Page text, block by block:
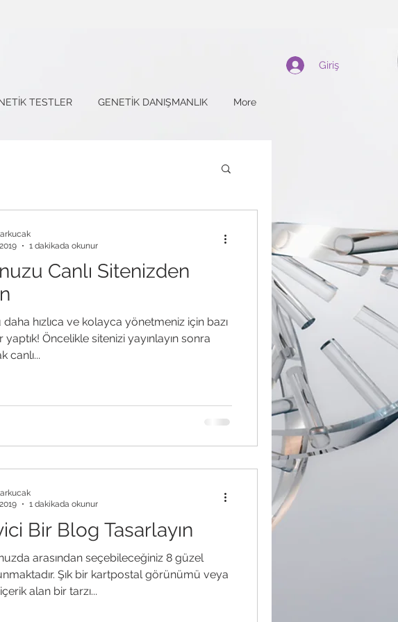
TESTLER GENETİK DANIŞMANLIK More
Giriş
Canlı Sitenizden
hızlıca ve kolayca yönetmeniz için bazı
Öncelikle sitenizi yayınlayın sonra
canlı...
1 dakikada okunur
Bir Blog Tasarlayın
arasından seçebileceğiniz 8 güzel
Şık bir kartpostal görünümü veya
alan bir tarzı...
1 dakikada okunur